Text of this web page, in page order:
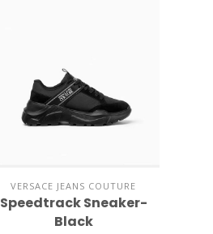
VERSACE JEANS COUTURE
Speedtrack Sneaker-
Black